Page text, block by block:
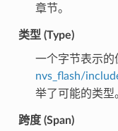
章节。
类型 (Type)
一个字节表示的
nvs_flash/
举了可能的类型
跨度 (Span)